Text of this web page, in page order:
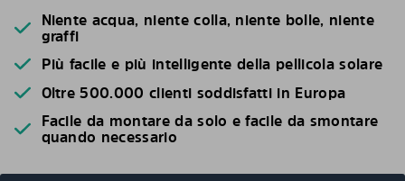
Niente acqua, niente colla, niente bolle, niente
graffi
Più facile e più intelligente della pellicola solare
Oltre 500.000 clienti soddisfatti in Europa
Facile da montare da solo e facile da smontare
quando necessario